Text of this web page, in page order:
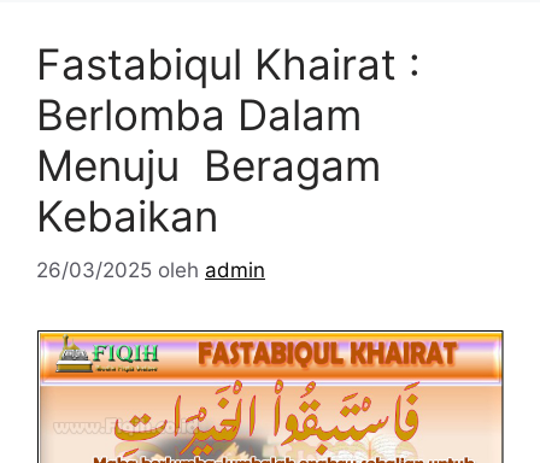
Fastabiqul Khairat :
Berlomba Dalam
Menuju Beragam
Kebaikan
26/03/2025 oleh admin